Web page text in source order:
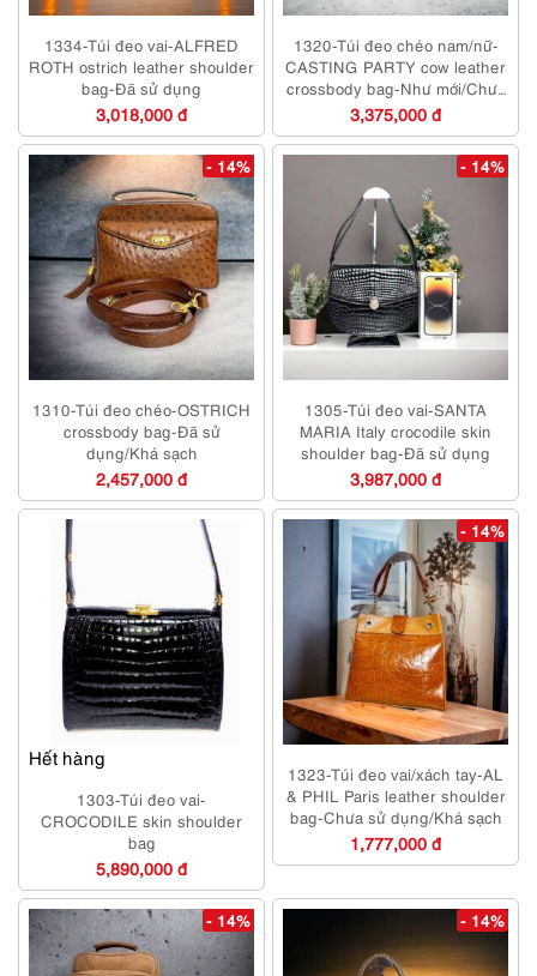
1334-Túi đeo vai-ALFRED
ROTH ostrich leather shoulder
bag-Đã sử dụng
3,018,000 đ
1320-Túi đeo chéo nam/nữ-
CASTING PARTY cow leather
crossbody bag-Như mới/Chưa
sử dụng
3,375,000 đ
- 14%
1310-Túi đeo chéo-OSTRICH
crossbody bag-Đã sử
dụng/Khá sạch
2,457,000 đ
- 14%
1305-Túi đeo vai-SANTA
MARIA Italy crocodile skin
shoulder bag-Đã sử dụng
3,987,000 đ
Hết hàng
1303-Túi đeo vai-
CROCODILE skin shoulder
bag
5,890,000 đ
- 14%
1323-Túi đeo vai/xách tay-AL
& PHIL Paris leather shoulder
bag-Chưa sử dụng/Khá sạch
1,777,000 đ
- 14% - 14%